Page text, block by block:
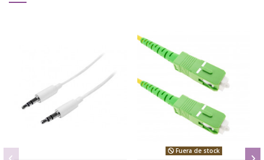
Fuera de stock